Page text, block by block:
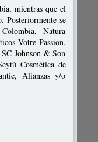
mientras que el
Posteriormente se
Colombia, Natura
Votre Passion,
Johnson & Son
Cosmética de
Alianzas y/o